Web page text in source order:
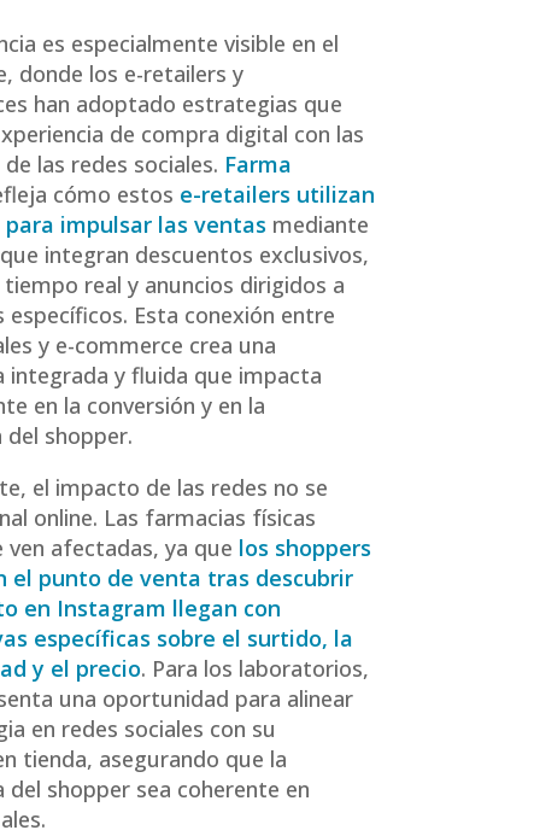
es especialmente visible en el
donde los e-retailers y
han adoptado estrategias que
de compra digital con las
las redes sociales. Farma
cómo estos e-retailers utilizan
impulsar las ventas mediante
integran descuentos exclusivos,
tiempo real y anuncios dirigidos a
específicos. Esta conexión entre
y e-commerce crea una
integrada y fluida que impacta
en la conversión y en la
del shopper.
el impacto de las redes no se
online. Las farmacias físicas
ven afectadas, ya que los shoppers
el punto de venta tras descubrir
en Instagram llegan con
específicas sobre el surtido, la
y el precio. Para los laboratorios,
una oportunidad para alinear
en redes sociales con su
tienda, asegurando que la
del shopper sea coherente en